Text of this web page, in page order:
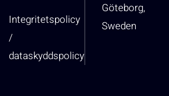
Integritetspolicy
/
dataskyddspolicy
Göteborg,
Sweden